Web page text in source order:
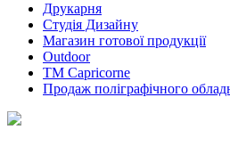
Друкарня
Студія Дизайну
Магазин готової продукції
Outdoor
TM Capricorne
Продаж поліграфічного